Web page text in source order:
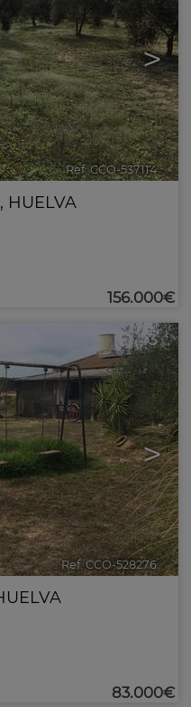
>
Ref. CCO-537114 🔗
, HUELVA
156.000€
>
43
Ref. CCO-528276 🔗
83.000€